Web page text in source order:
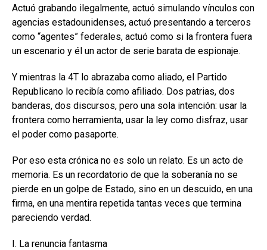
Actuó grabando ilegalmente, actuó simulando vínculos con
agencias estadounidenses, actuó presentando a terceros
como “agentes” federales, actuó como si la frontera fuera
un escenario y él un actor de serie barata de espionaje.
Y mientras la 4T lo abrazaba como aliado, el Partido
Republicano lo recibía como afiliado. Dos patrias, dos
banderas, dos discursos, pero una sola intención: usar la
frontera como herramienta, usar la ley como disfraz, usar
el poder como pasaporte.
Por eso esta crónica no es solo un relato. Es un acto de
memoria. Es un recordatorio de que la soberanía no se
pierde en un golpe de Estado, sino en un descuido, en una
firma, en una mentira repetida tantas veces que termina
pareciendo verdad.
I. La renuncia fantasma